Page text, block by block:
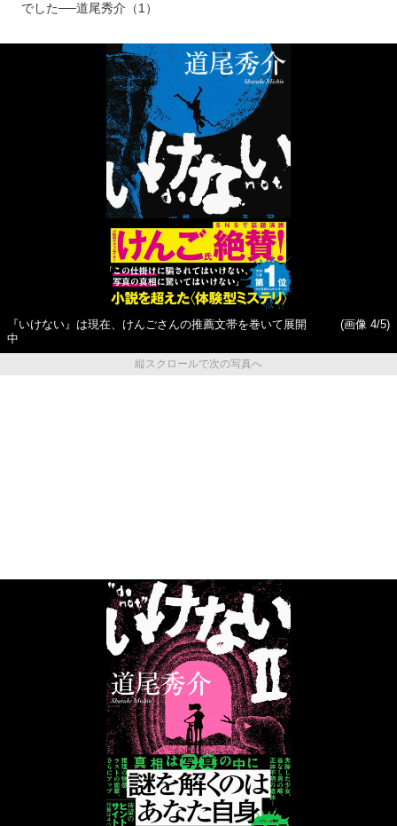
でした──道尾秀介（1）
『いけない』は現在、けんごさんの推薦文帯を巻いて展開
中
(画像 4/5)
縦スクロールで次の写真へ